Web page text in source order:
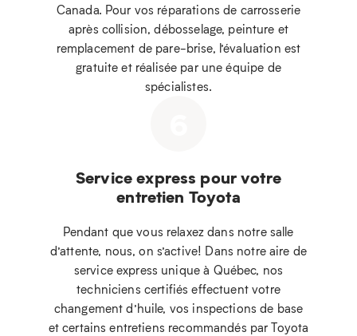
Canada. Pour vos réparations de carrosserie
après collision, débosselage, peinture et
remplacement de pare-brise, l’évaluation est
gratuite et réalisée par une équipe de
spécialistes.
Service express pour votre
entretien Toyota
Pendant que vous relaxez dans notre salle
d’attente, nous, on s’active! Dans notre aire de
service express unique à Québec, nos
techniciens certifiés effectuent votre
changement d’huile, vos inspections de base
et certains entretiens recommandés par Toyota